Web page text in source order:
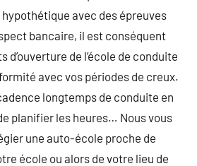
hypothétique avec des épreuves
bancaire, il est conséquent
d’ouverture de l’école de conduite
avec vos périodes de creux.
longtemps de conduite en
planifier les heures… Nous vous
une auto-école proche de
école ou alors de votre lieu de